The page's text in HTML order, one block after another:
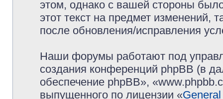
этом, однако с вашей стороны
этот текст на предмет изменений,
после обновления/исправления
Наши форумы работают под
создания конференций phpBB (в
обеспечение phpBB»,
выпущенного по лицензии «